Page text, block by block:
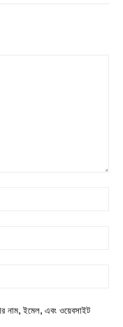
নাম, ইমেল, এবং ওয়েবসাইট